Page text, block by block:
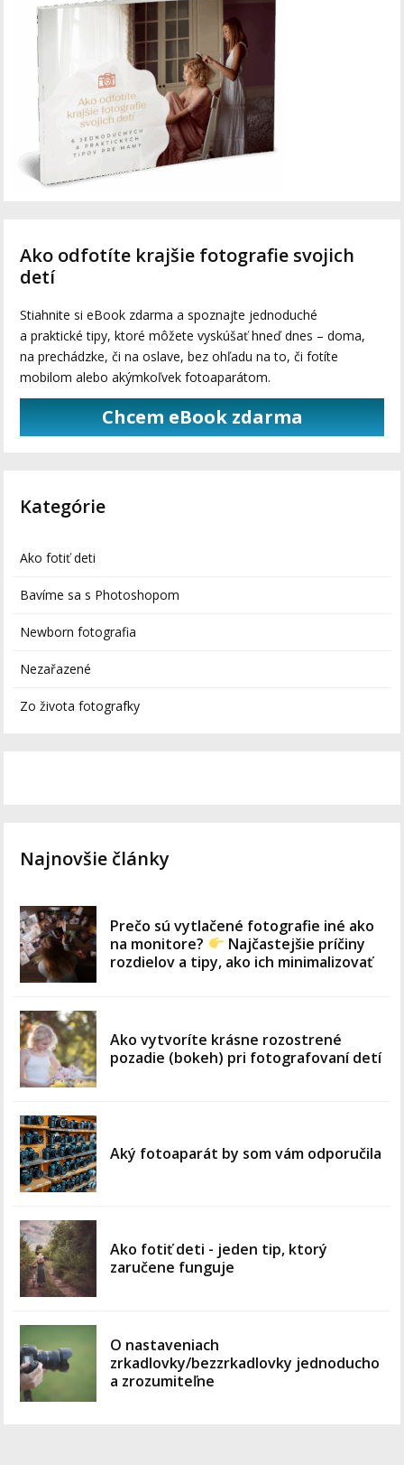
Ako odfotíte krajšie fotografie svojich
detí
Stiahnite si eBook zdarma a spoznajte jednoduché
a praktické tipy, ktoré môžete vyskúšať hneď dnes – doma,
na prechádzke, či na oslave, bez ohľadu na to, či fotíte
mobilom alebo akýmkoľvek fotoaparátom.
Chcem eBook zdarma
Kategórie
Ako fotiť deti
Bavíme sa s Photoshopom
Newborn fotografia
Nezařazené
Zo života fotografky
Najnovšie články
Prečo sú vytlačené fotografie iné ako
na monitore?
Najčastejšie príčiny
rozdielov a tipy, ako ich minimalizovať
Ako vytvoríte krásne rozostrené
pozadie (bokeh) pri fotografovaní detí
Aký fotoaparát by som vám odporučila
Ako fotiť deti - jeden tip, ktorý
zaručene funguje
O nastaveniach
zrkadlovky/bezzrkadlovky jednoducho
a zrozumiteľne